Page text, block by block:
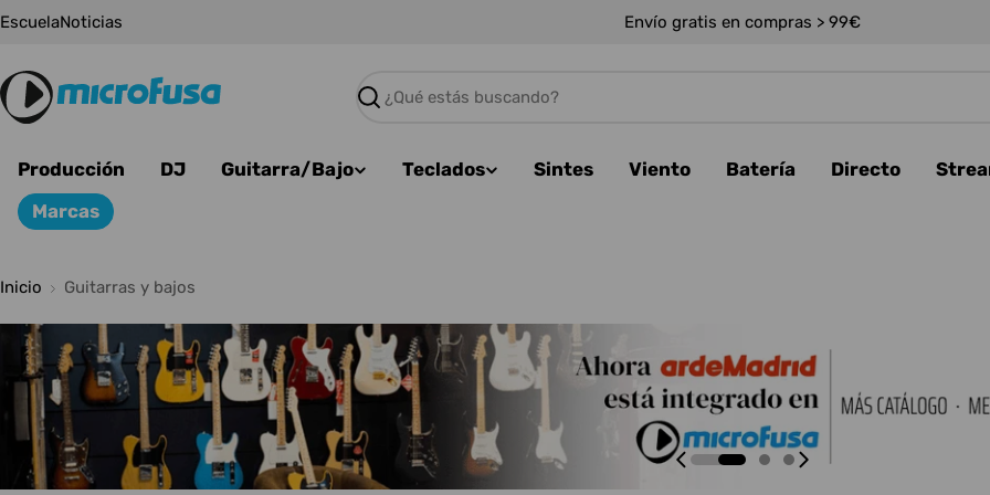
Saltar
EscuelaNoticias Envío gratis en compras > 99€
Buscar
Producción DJ Guitarra/Bajo Teclados Sintes Viento Batería Directo
Marcas
Inicio Guitarras y bajos